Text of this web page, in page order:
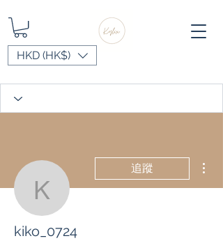
HKD (HK$)
kiko_0724
追蹤
kiko_0724